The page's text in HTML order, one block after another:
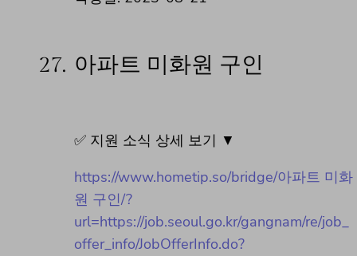
27. 아파트 미화원 구인
✅ 지원 소식 상세 보기 ▼
https://www.hometip.so/bridge/아파트 미화
원 구인/?
url=https://job.seoul.go.kr/gangnam/re/job_
offer_info/JobOfferInfo.do?